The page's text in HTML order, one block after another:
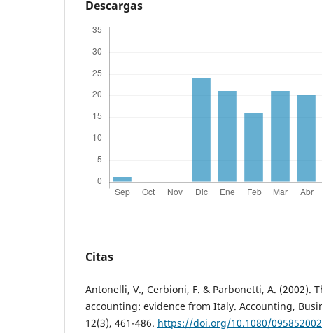
Descargas
Citas
Antonelli, V., Cerbioni, F. & Parbonetti, A. (2002).
accounting: evidence from Italy. Accounting,
12(3), 461-486. https://doi.org/10.1080/